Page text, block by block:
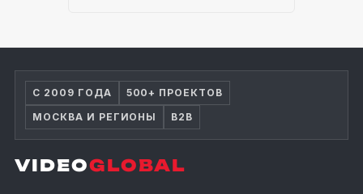
С 2009 ГОДА
500+ ПРОЕКТОВ
МОСКВА И РЕГИОНЫ
B2B
VIDEOGLOBAL